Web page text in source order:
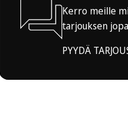
Kerro meille
tarjouksen
PYYDÄ